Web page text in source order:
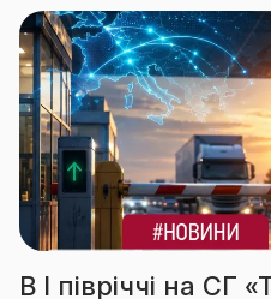
«ТАС» припало 26%